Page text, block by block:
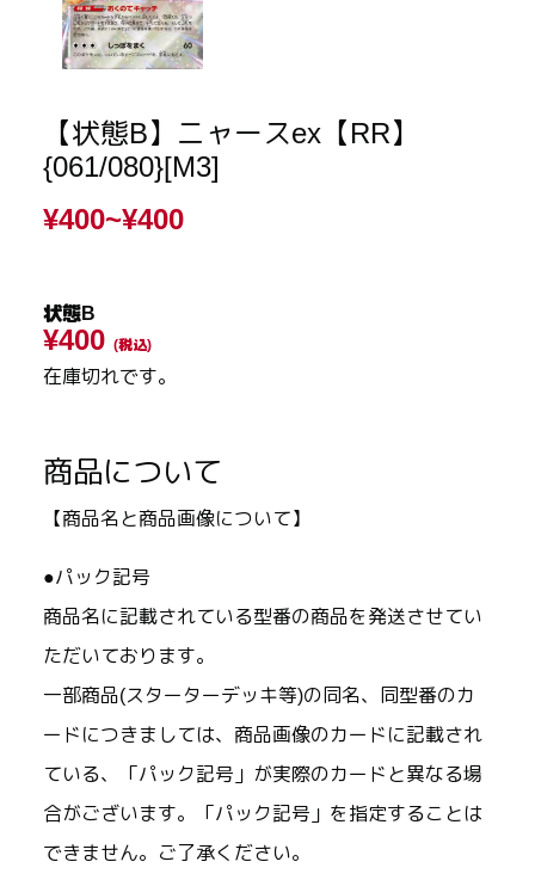
【状態B】ニャースex【RR】
{061/080}[M3]
¥400~¥400
状態B
¥400 (税込)
在庫切れです。
商品について
【商品名と商品画像について】
●パック記号
商品名に記載されている型番の商品を発送させてい
ただいております。
一部商品(スターターデッキ等)の同名、同型番のカ
ードにつきましては、商品画像のカードに記載され
ている、「パック記号」が実際のカードと異なる場
合がございます。「パック記号」を指定することは
できません。ご了承ください。